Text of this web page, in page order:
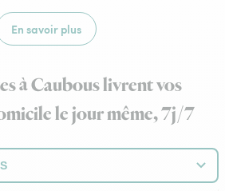
En savoir plus
à Caubous livrent vos
le jour même, 7j/7